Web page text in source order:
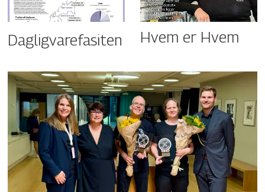
Dagligvarefasiten Hvem er Hvem